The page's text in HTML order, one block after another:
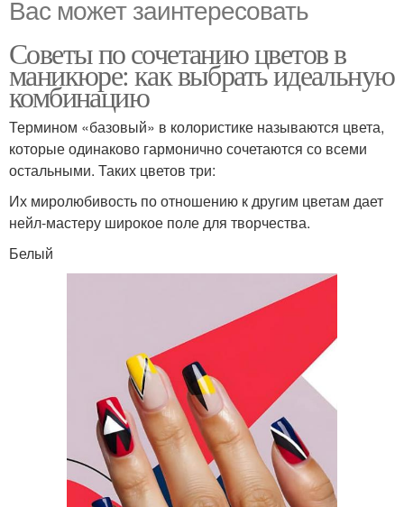
Вас может заинтересовать
Советы по сочетанию цветов в
маникюре: как выбрать идеальную
комбинацию
Термином «базовый» в колористике называются цвета,
которые одинаково гармонично сочетаются со всеми
остальными. Таких цветов три:
Их миролюбивость по отношению к другим цветам дает
нейл-мастеру широкое поле для творчества.
Белый